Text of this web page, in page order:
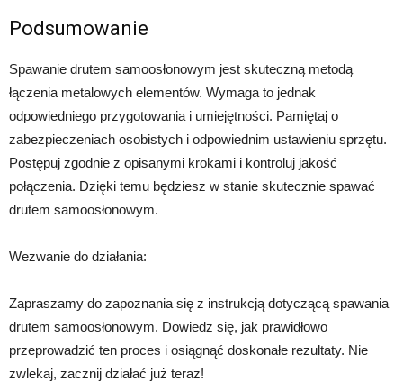
Podsumowanie
Spawanie drutem samoosłonowym jest skuteczną metodą
łączenia metalowych elementów. Wymaga to jednak
odpowiedniego przygotowania i umiejętności. Pamiętaj o
zabezpieczeniach osobistych i odpowiednim ustawieniu sprzętu.
Postępuj zgodnie z opisanymi krokami i kontroluj jakość
połączenia. Dzięki temu będziesz w stanie skutecznie spawać
drutem samoosłonowym.
Wezwanie do działania:
Zapraszamy do zapoznania się z instrukcją dotyczącą spawania
drutem samoosłonowym. Dowiedz się, jak prawidłowo
przeprowadzić ten proces i osiągnąć doskonałe rezultaty. Nie
zwlekaj, zacznij działać już teraz!